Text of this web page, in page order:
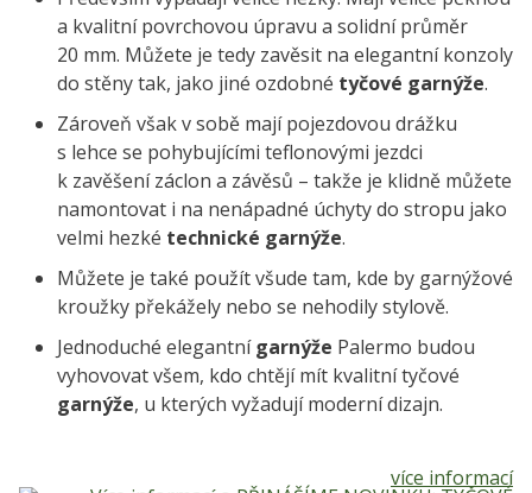
a kvalitní povrchovou úpravu a solidní průměr
20 mm. Můžete je tedy zavěsit na elegantní konzoly
do stěny tak, jako jiné ozdobné tyčové garnýže.
Zároveň však v sobě mají pojezdovou drážku
s lehce se pohybujícími teflonovými jezdci
k zavěšení záclon a závěsů – takže je klidně můžete
namontovat i na nenápadné úchyty do stropu jako
velmi hezké technické garnýže.
Můžete je také použít všude tam, kde by garnýžové
kroužky překážely nebo se nehodily stylově.
Jednoduché elegantnígarnýže Palermo budou
vyhovovat všem, kdo chtějí mít kvalitní tyčové
garnýže, u kterých vyžadují moderní dizajn.
více informací